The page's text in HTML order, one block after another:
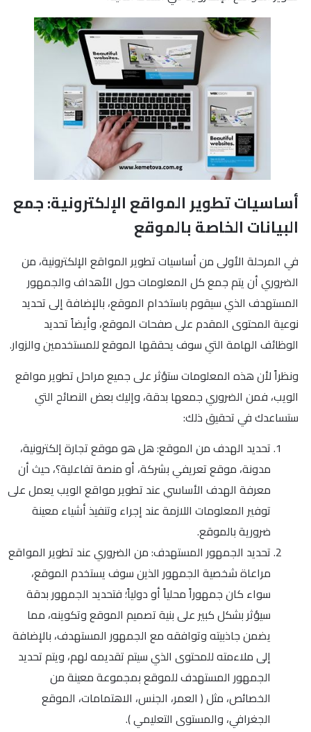
أساسيات تطوير المواقع الإلكترونية: جمع
البيانات الخاصة بالموقع
في المرحلة الأولى من أساسيات تطوير المواقع الإلكترونية، من
الضروري أن يتم جمع كل المعلومات حول الأهداف والجمهور
المستهدف الذي سيقوم باستخدام الموقع، بالإضافة إلى تحديد
نوعية المحتوى المقدم على صفحات الموقع، وأيضاً تحديد
الوظائف الهامة التي سوف يحققها الموقع للمستخدمين والزوار.
ونظراً لأن هذه المعلومات ستؤثر على جميع مراحل تطوير مواقع
الويب، فمن الضروري جمعها بدقة، وإليك بعض النصائح التي
ستساعدك في تحقيق ذلك:
تحديد الهدف من الموقع: هل هو موقع تجارة إلكترونية،
مدونة، موقع تعريفي بشركة، أو منصة تفاعلية؟، حيث أن
معرفة الهدف الأساسي عند تطوير مواقع الويب يعمل على
توفير المعلومات اللازمة عند إجراء وتنفيذ أشياء معينة
ضرورية بالموقع.
تحديد الجمهور المستهدف: من الضروري عند تطوير المواقع
مراعاة شخصية الجمهور الذين سوف يستخدم الموقع،
سواء كان جمهوراً محلياً أو دولياً؛ فتحديد الجمهور بدقة
سيؤثر بشكل كبير على بنية تصميم الموقع وتكوينه، مما
يضمن جاذبيته وتوافقه مع الجمهور المستهدف، بالإضافة
إلى ملاءمته للمحتوى الذي سيتم تقديمه لهم، ويتم تحديد
الجمهور المستهدف للموقع بمجموعة معينة من
الخصائص، مثل ( العمر، الجنس، الاهتمامات، الموقع
الجغرافي، والمستوى التعليمي ).